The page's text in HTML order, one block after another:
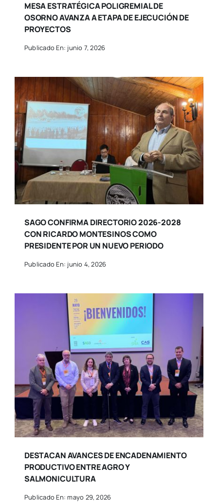
MESA ESTRATÉGICA POLIGREMIAL DE
OSORNO AVANZA A ETAPA DE EJECUCIÓN DE
PROYECTOS
Publicado En: junio 7, 2026
SAGO CONFIRMA DIRECTORIO 2026-2028
CON RICARDO MONTESINOS COMO
PRESIDENTE POR UN NUEVO PERIODO
Publicado En: junio 4, 2026
DESTACAN AVANCES DE ENCADENAMIENTO
PRODUCTIVO ENTRE AGRO Y
SALMONICULTURA
Publicado En: mayo 29, 2026